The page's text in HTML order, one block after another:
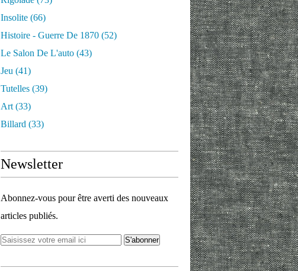
Insolite (66)
Histoire - Guerre De 1870 (52)
Le Salon De L'auto (43)
Jeu (41)
Tutelles (39)
Art (33)
Billard (33)
Newsletter
Abonnez-vous pour être averti des nouveaux
articles publiés.